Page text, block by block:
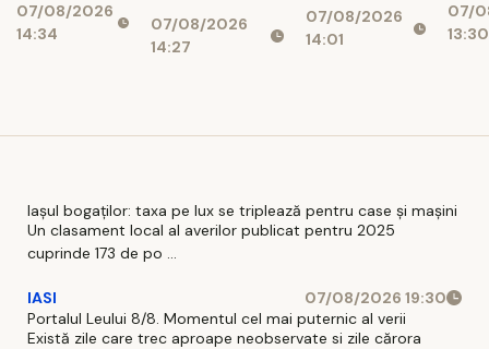
toată viața
07/08/2026
14:34
Palatul
Culturii
07/08/2026
14:27
timbru
aniversar
07/08/2026
14:01
07/
13:30
Iașul bogaților: taxa pe lux se triplează pentru case și mașini
Un clasament local al averilor publicat pentru 2025
cuprinde 173 de po ...
IASI
07/08/2026 19:30
Portalul Leului 8/8. Momentul cel mai puternic al verii
Există zile care trec aproape neobservate si zile cărora